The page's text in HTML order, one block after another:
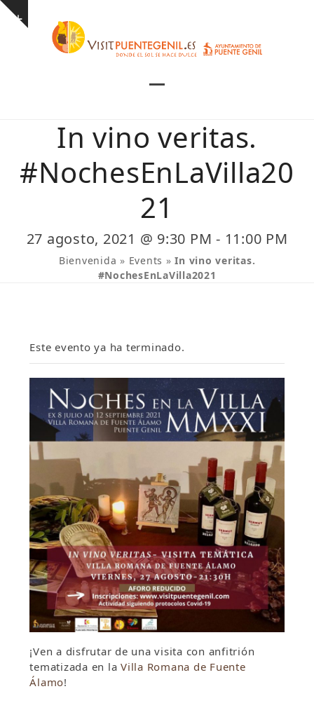
Skip
Show
menu
menu
In vino veritas.
#NochesEnLaVilla20
21
27 agosto, 2021 @ 9:30 PM - 11:00 PM
Bienvenida » Events »In vino veritas.
#NochesEnLaVilla2021
Este evento ya ha terminado.
¡Ven a disfrutar de una visita con anfitrión
tematizada en laVilla Romana de Fuente
Álamo!